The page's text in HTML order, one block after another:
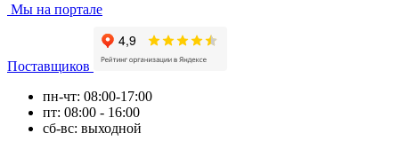
Мы на портале
Поставщиков
пн-чт: 08:00-17:00
пт: 08:00 - 16:00
сб-вс: выходной